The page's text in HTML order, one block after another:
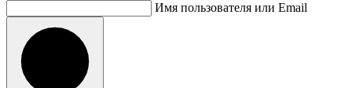
Имя пользователя или Email